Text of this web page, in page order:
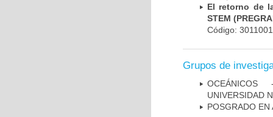
El retorno de
STEM
Código:
Grupos de
OCEÁNICOS
UNIVERSIDAD
POSGRADO